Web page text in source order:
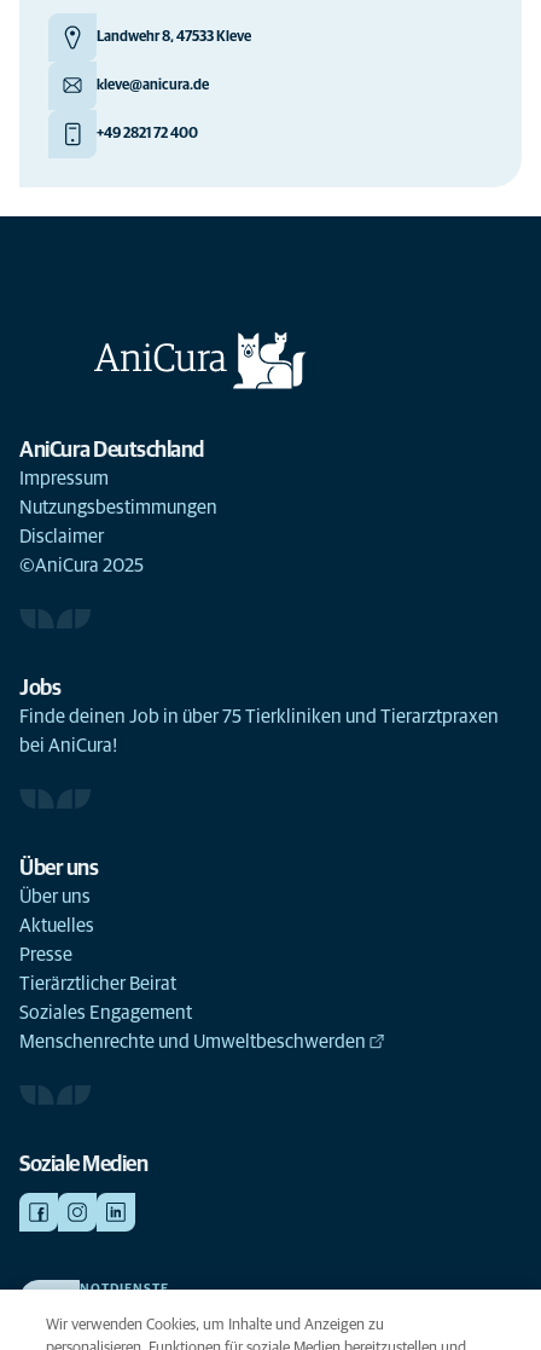
Landwehr 8, 47533 Kleve
kleve@anicura.de
+49 2821 72 400
AniCura Deutschland
Impressum
Nutzungsbestimmungen
Disclaimer
©AniCura 2025
Jobs
Finde deinen Job in über 75 Tierkliniken und Tierarztpraxen
bei AniCura!
Über uns
Über uns
Aktuelles
Presse
Tierärztlicher Beirat
Soziales Engagement
Menschenrechte und Umweltbeschwerden
Soziale Medien
NOTDIENSTE
beste Versorgung verdient.
Wir verwenden Cookies, um Inhalte und Anzeigen zu